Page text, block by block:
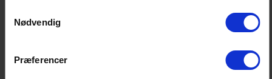
Nødvendig
Præferencer
aktier reduceres marginalt.
endvidere et horisontafkast (et såkaldt køb-og-hold